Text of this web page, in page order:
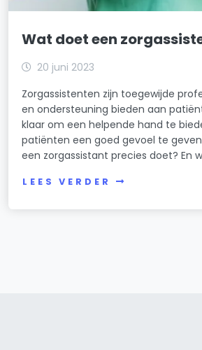
Wat doet een
20 juni 2023
Zorgassistenten zijn toegewijde
en ondersteuning bieden aan
klaar om een helpende hand te
patiënten een goed gevoel te
een zorgassistant precies doet? En
LEES VERDER